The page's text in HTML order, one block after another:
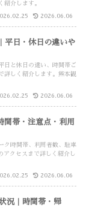
紹介します。
2026.06.06
平日・休日の違いや
日と休日の違い、時間帯ご
詳しく紹介します。熊本観
2026.06.06
間帯・注意点・利用
ク時間帯、利用者数、駐車
アクセスまで詳しく紹介し
2026.06.06
況｜時間帯・帰